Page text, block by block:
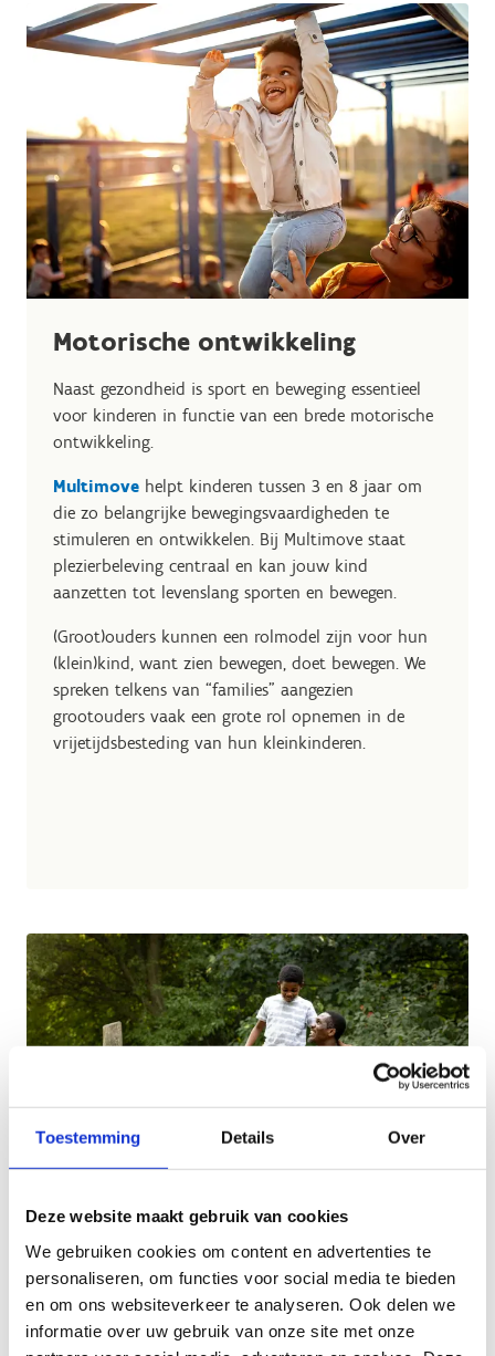
Toestemming Details Over
Deze website maakt gebruik van cookies
We gebruiken cookies om content en advertenties te
personaliseren, om functies voor social media te bieden
en om ons websiteverkeer te analyseren. Ook delen we
informatie over uw gebruik van onze site met onze
Motorische ontwikkeling
Naast gezondheid is sport en beweging essentieel
voor kinderen in functie van een brede motorische
ontwikkeling.
Multimove helpt kinderen tussen 3 en 8 jaar om
die zo belangrijke bewegingsvaardigheden te
stimuleren en ontwikkelen. Bij Multimove staat
plezierbeleving centraal en kan jouw kind
aanzetten tot levenslang sporten en bewegen.
(Groot)ouders kunnen een rolmodel zijn voor hun
(klein)kind, want zien bewegen, doet bewegen. We
spreken telkens van “families” aangezien
grootouders vaak een grote rol opnemen in de
vrijetijdsbesteding van hun kleinkinderen.
Verbondenheid
Doel is om sportdiensten, sportfederaties en
sportclubs (nog) meer te laten inzetten op bewegen